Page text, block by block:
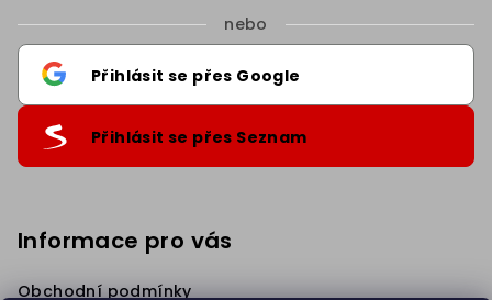
nebo
Přihlásit se přes Google
Přihlásit se přes Seznam
Informace pro vás
Obchodní podmínky
Sleva 5% na první nákup
Přihlaste se k našim novinkám
a získejte slevu.